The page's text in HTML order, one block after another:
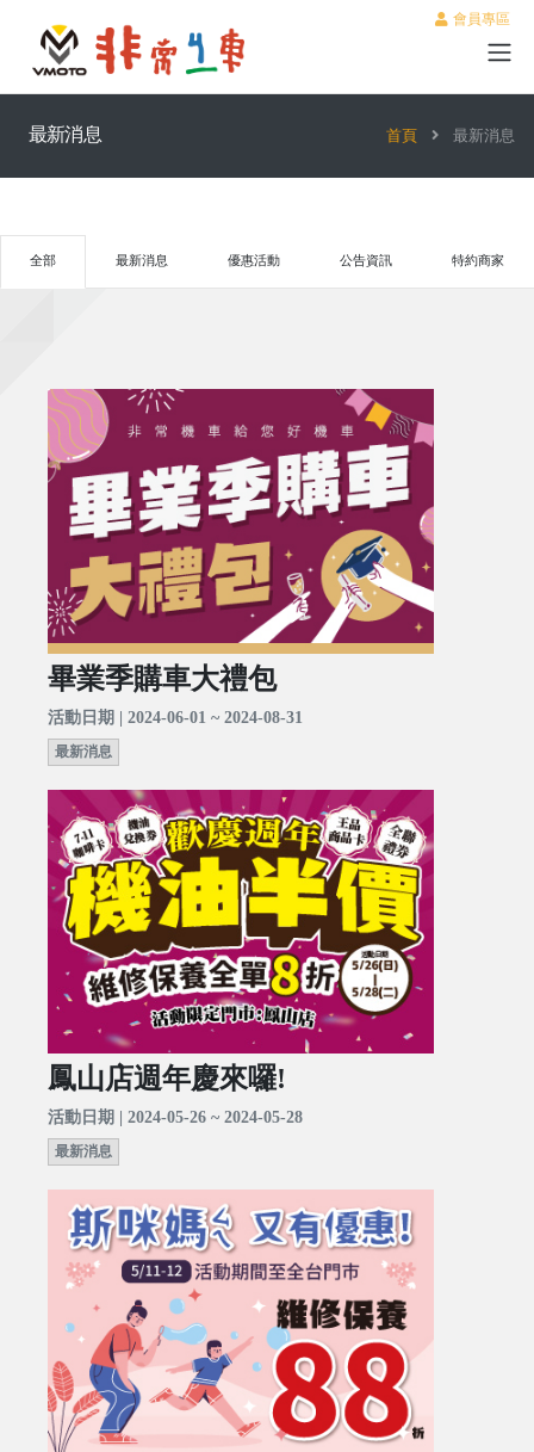
會員專區
最新消息 首頁 最新消息
全部 最新消息 優惠活動 公告資訊 特約商家
畢業季購車大禮包
活動日期 | 2024-06-01 ~ 2024-08-31
最新消息
鳳山店週年慶來囉!
活動日期 | 2024-05-26 ~ 2024-05-28
最新消息